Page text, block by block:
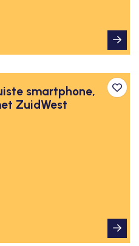
smartphone,
ZuidWest